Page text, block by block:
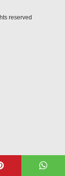
reserved